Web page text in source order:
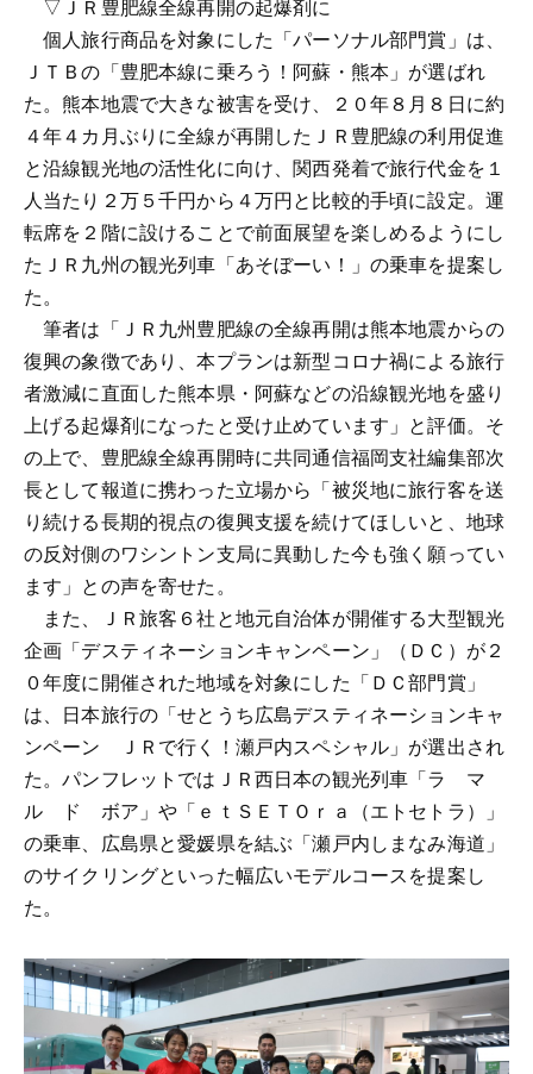
▽ＪＲ豊肥線全線再開の起爆剤に
個人旅行商品を対象にした「パーソナル部門賞」は、
ＪＴＢの「豊肥本線に乗ろう！阿蘇・熊本」が選ばれ
た。熊本地震で大きな被害を受け、２０年８月８日に約
４年４カ月ぶりに全線が再開したＪＲ豊肥線の利用促進
と沿線観光地の活性化に向け、関西発着で旅行代金を１
人当たり２万５千円から４万円と比較的手頃に設定。運
転席を２階に設けることで前面展望を楽しめるようにし
たＪＲ九州の観光列車「あそぼーい！」の乗車を提案し
た。
筆者は「ＪＲ九州豊肥線の全線再開は熊本地震からの
復興の象徴であり、本プランは新型コロナ禍による旅行
者激減に直面した熊本県・阿蘇などの沿線観光地を盛り
上げる起爆剤になったと受け止めています」と評価。そ
の上で、豊肥線全線再開時に共同通信福岡支社編集部次
長として報道に携わった立場から「被災地に旅行客を送
り続ける長期的視点の復興支援を続けてほしいと、地球
の反対側のワシントン支局に異動した今も強く願ってい
ます」との声を寄せた。
また、ＪＲ旅客６社と地元自治体が開催する大型観光
企画「デスティネーションキャンペーン」（ＤＣ）が２
０年度に開催された地域を対象にした「ＤＣ部門賞」
は、日本旅行の「せとうち広島デスティネーションキャ
ンペーン ＪＲで行く！瀬戸内スペシャル」が選出され
た。パンフレットではＪＲ西日本の観光列車「ラ マ
ル ド ボア」や「ｅｔＳＥＴＯｒａ（エトセトラ）」
の乗車、広島県と愛媛県を結ぶ「瀬戸内しまなみ海道」
のサイクリングといった幅広いモデルコースを提案し
た。